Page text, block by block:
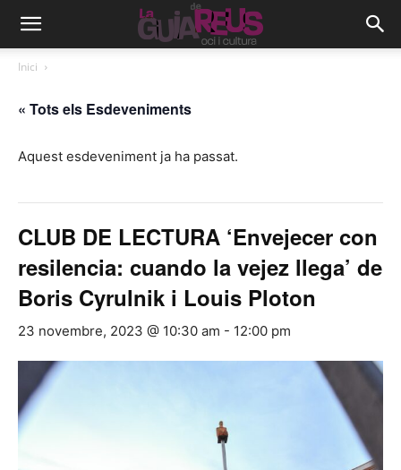
Inici
« Tots els Esdeveniments
Aquest esdeveniment ja ha passat.
CLUB DE LECTURA ‘Envejecer con
resilencia: cuando la vejez llega’ de
Boris Cyrulnik i Louis Ploton
23 novembre, 2023 @ 10:30 am - 12:00 pm